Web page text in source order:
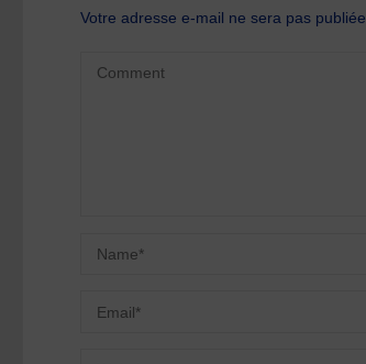
Votre adresse e-mail ne sera pas publiée.